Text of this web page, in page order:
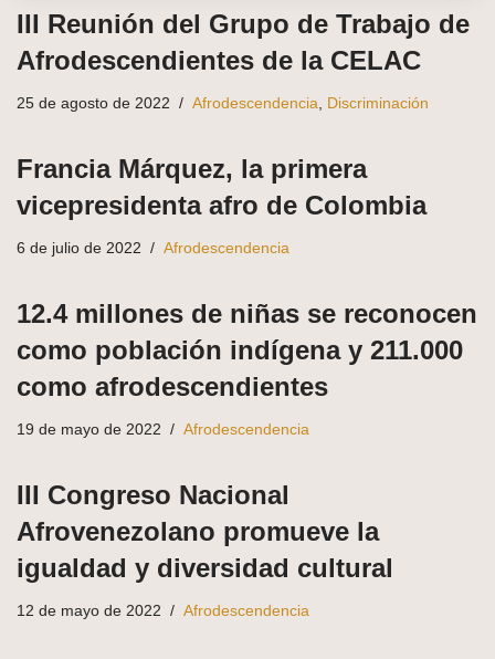
III Reunión del Grupo de Trabajo de
Afrodescendientes de la CELAC
25 de agosto de 2022 Afrodescendencia Discriminación
Francia Márquez, la primera
vicepresidenta afro de Colombia
6 de julio de 2022 Afrodescendencia
12.4 millones de niñas se reconocen
como población indígena y 211.000
como afrodescendientes
19 de mayo de 2022 Afrodescendencia
III Congreso Nacional
Afrovenezolano promueve la
igualdad y diversidad cultural
12 de mayo de 2022 Afrodescendencia